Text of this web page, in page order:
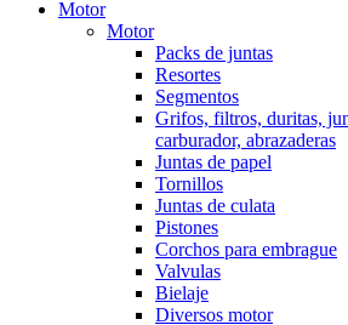
Motor
Motor
Packs de juntas
Resortes
Segmentos
Grifos, filtros, duritas,
carburador, abrazaderas
Juntas de papel
Tornillos
Juntas de culata
Pistones
Corchos para embrague
Valvulas
Bielaje
Diversos motor